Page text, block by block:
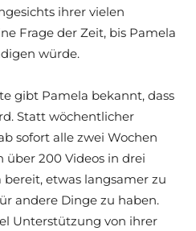
ihrer vielen
Frage der Zeit, bis Pamela
würde.
gibt Pamela bekannt, dass
Statt wöchentlicher
sofort alle zwei Wochen
über 200 Videos in drei
etwas langsamer zu
andere Dinge zu haben.
Unterstützung von ihrer